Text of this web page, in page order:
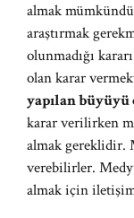
almak
araştırmak
olunmadığı
olan karar
yapılan büyüyü
karar verilirken
almak gereklidir.
verebilirler.
almak için